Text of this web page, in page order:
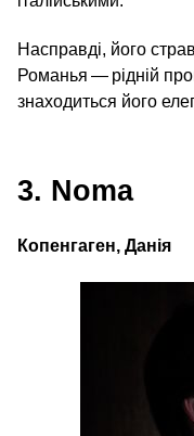
Насправді, його
Романья — рідній
знаходиться його
3. Noma
Копенгаген, Данія